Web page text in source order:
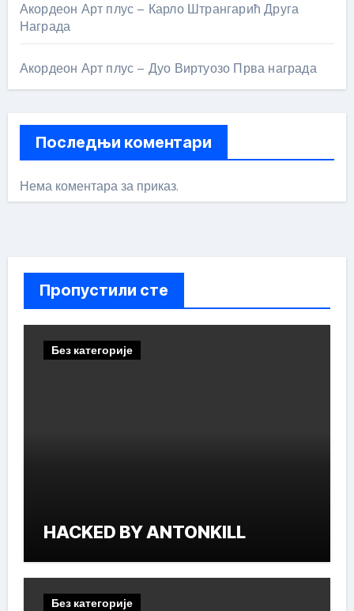
Акордеон Арт плус – Карло Штрангарић Друга
Награда
Акордеон Арт плус – Дуо Виртуозо Прва награда
Последњи коментари
Нема коментара за приказ.
Пропустили сте
Без категорије
HACKED BY ANTONKILL
Без категорије